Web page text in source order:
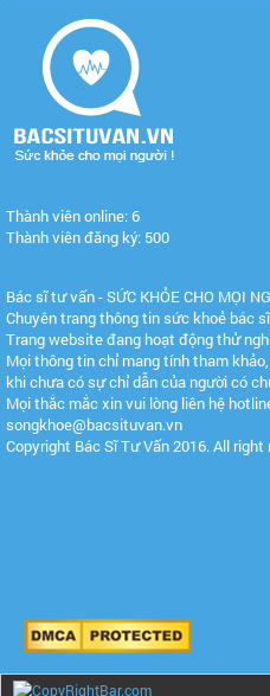
Thành viên online: 6
Thành viên đăng ký: 500
Bác sĩ tư vấn - SỨC KHỎE CHO MỌI
Chuyên trang thông tin sức khoẻ bác
Trang website đang hoạt động thử
Mọi thông tin chỉ mang tính tham
khi chưa có sự chỉ dẫn của người có
Mọi thắc mắc xin vui lòng liên hệ
songkhoe@bacsituvan.vn
Copyright Bác Sĩ Tư Vấn 2016. All